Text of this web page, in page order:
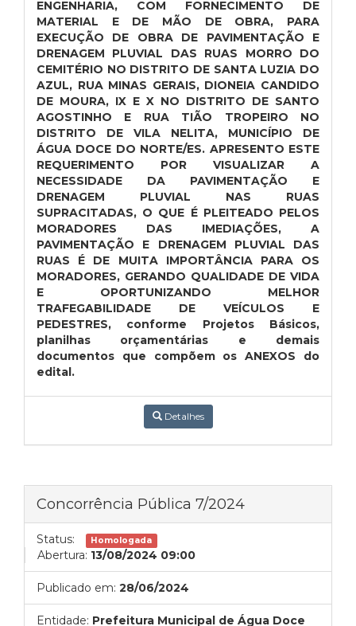
ENGENHARIA, COM FORNECIMENTO DE
MATERIAL E DE MÃO DE OBRA, PARA
EXECUÇÃO DE OBRA DE PAVIMENTAÇÃO E
DRENAGEM PLUVIAL DAS RUAS MORRO DO
CEMITÉRIO NO DISTRITO DE SANTA LUZIA DO
AZUL, RUA MINAS GERAIS, DIONEIA CANDIDO
DE MOURA, IX E X NO DISTRITO DE SANTO
AGOSTINHO E RUA TIÃO TROPEIRO NO
DISTRITO DE VILA NELITA, MUNICÍPIO DE
ÁGUA DOCE DO NORTE/ES. APRESENTO ESTE
REQUERIMENTO POR VISUALIZAR A
NECESSIDADE DA PAVIMENTAÇÃO E
DRENAGEM PLUVIAL NAS RUAS
SUPRACITADAS, O QUE É PLEITEADO PELOS
MORADORES DAS IMEDIAÇÕES, A
PAVIMENTAÇÃO E DRENAGEM PLUVIAL DAS
RUAS É DE MUITA IMPORTÂNCIA PARA OS
MORADORES, GERANDO QUALIDADE DE VIDA
E OPORTUNIZANDO MELHOR
TRAFEGABILIDADE DE VEÍCULOS E
PEDESTRES, conforme Projetos Básicos,
planilhas orçamentárias e demais
documentos que compõem os ANEXOS do
edital.
Detalhes
Concorrência Pública 7/2024
Status: Homologada
Abertura: 13/08/2024 09:00
Publicado em: 28/06/2024
Entidade: Prefeitura Municipal de Água Doce